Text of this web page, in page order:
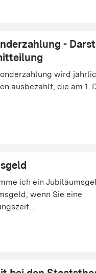
-
wird
ausbezahlt, die am 1.
ich ein
wenn Sie eine